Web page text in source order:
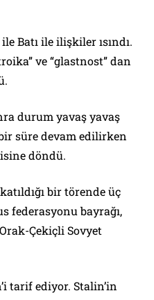
Batı ile ilişkiler ısındı.
ve “glastnost” dan
durum yavaş yavaş
süre devam edilirken
döndü.
bir törende üç
federasyonu bayrağı,
Çekiçli Sovyet
tarif ediyor. Stalin’in